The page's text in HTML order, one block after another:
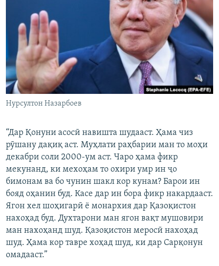
Нурсултон Назарбоев
“Дар Қонуни асосӣ навишта шудааст. Ҳама чиз
рӯшану дақиқ аст. Муҳлати раҳбарии ман то моҳи
декабри соли 2000-ум аст. Чаро ҳама фикр
мекунанд, ки мехоҳам то охири умр ин ҷо
бимонам ва бо чунин шакл кор кунам? Барои ин
бояд оҳанин буд. Касе дар ин бора фикр накардааст.
Ягон хел шоҳигарӣ ё монархия дар Қазоқистон
нахоҳад буд. Духтарони ман ягон вақт мушовири
ман нахоҳанд шуд. Қазоқистон меросӣ нахоҳад
шуд. Ҳама кор тавре хоҳад шуд, ки дар Сарқонун
омадааст.”